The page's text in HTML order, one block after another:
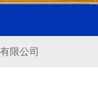
限公司